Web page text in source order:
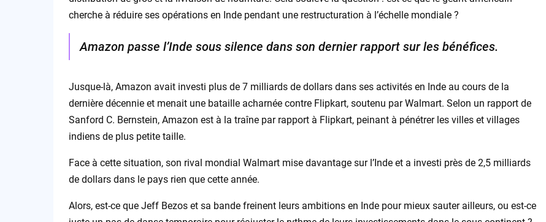
cherche à réduire ses opérations en Inde pendant une restructuration à l’échelle mondiale ?
Amazon passe l’Inde sous silence dans son dernier rapport sur les bénéfices.
Jusque-là, Amazon avait investi plus de 7 milliards de dollars dans ses activités en Inde au cours de la
dernière décennie et menait une bataille acharnée contre Flipkart, soutenu par Walmart. Selon un rapport de
Sanford C. Bernstein, Amazon est à la traîne par rapport à Flipkart, peinant à pénétrer les villes et villages
indiens de plus petite taille.
Face à cette situation, son rival mondial Walmart mise davantage sur l’Inde et a investi près de 2,5 milliards
de dollars dans le pays rien que cette année.
Alors, est-ce que Jeff Bezos et sa bande freinent leurs ambitions en Inde pour mieux sauter ailleurs, ou est-ce